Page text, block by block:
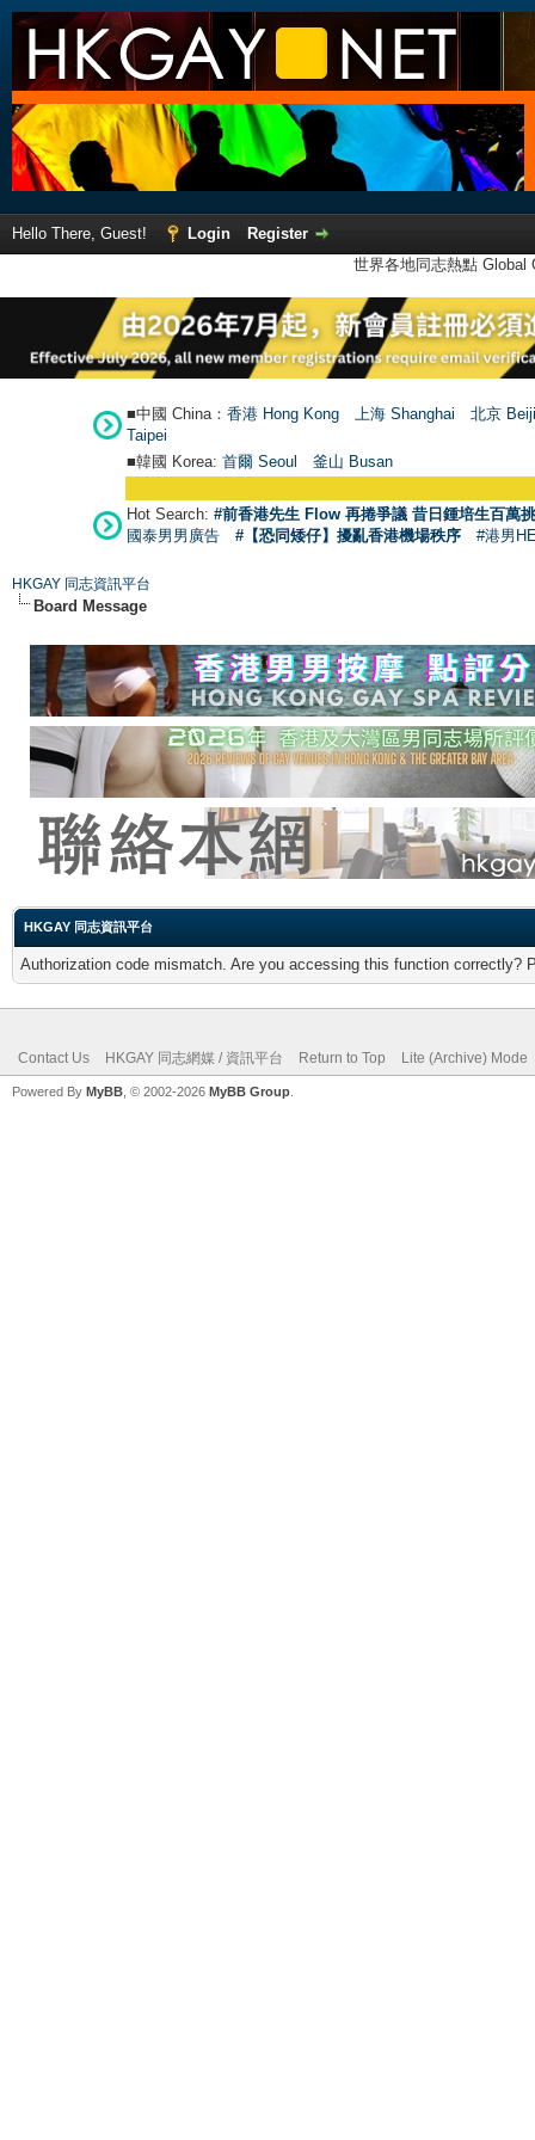
Hello There, Guest! Login
Register
世界各地同志熱點
■中國 China： 香港 Hong Kong 上海 Shanghai
北京
Taipei
■韓國 Korea: 首爾 Seoul 釜山 Busan
Hot Search: #前香港先生 Flow 再捲爭議 昔日鍾培生百萬
國泰男男廣告
#【恐同矮仔】擾亂香港機場秩序 #港男
HKGAY 同志資訊平台
Board Message
HKGAY 同志資訊平台
Authorization code mismatch. Are you accessing this function correctly?
Contact Us HKGAY 同志網媒 / 資訊平台 Return to Top Lite (Archive) Mode
Powered By MyBB , © 2002-2026 MyBB Group